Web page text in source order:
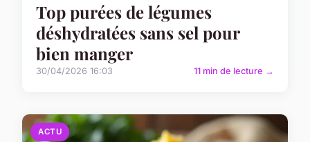
Top purées de légumes
déshydratées sans sel pour
bien manger
30/04/2026 16:03 11 min de lecture →
ACTU